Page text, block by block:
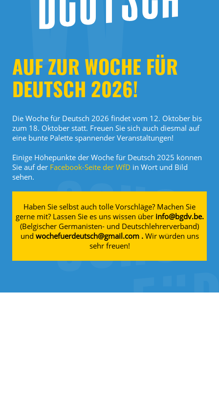
AUF ZUR WOCHE FÜR
DEUTSCH 2026!
Die Woche für Deutsch 2026 findet vom 12. Oktober bis
zum 18. Oktober statt. Freuen Sie sich auch diesmal auf
eine bunte Palette spannender Veranstaltungen!
Einige Höhepunkte der Woche für Deutsch 2025 können
Sie auf der Facebook-Seite der WfD in Wort und Bild
sehen.
Haben Sie selbst auch tolle Vorschläge? Machen Sie
gerne mit? Lassen Sie es uns wissen über info@bgdv.be.
(Belgischer Germanisten- und Deutschlehrerverband)
und wochefuerdeutsch@gmail.com .Wir würden uns
sehr freuen!